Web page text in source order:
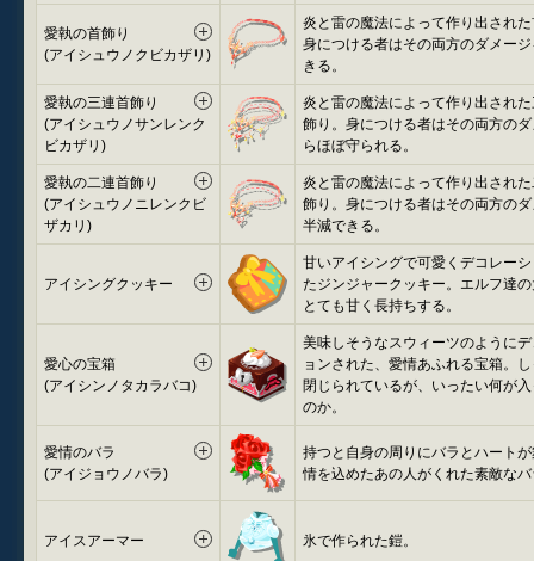
愛執の首飾り
(アイシュウノクビカザリ)
炎と雷の魔法によって作り出され
身につける者はその両方のダメー
きる。
愛執の三連首飾り
(アイシュウノサンレンク
ビカザリ)
炎と雷の魔法によって作り出され
飾り。身につける者はその両方の
らほぼ守られる。
愛執の二連首飾り
(アイシュウノニレンクビ
ザカリ)
炎と雷の魔法によって作り出され
飾り。身につける者はその両方の
半減できる。
アイシングクッキー
甘いアイシングで可愛くデコレー
たジンジャークッキー。エルフ達
とても甘く長持ちする。
愛心の宝箱
(アイシンノタカラバコ)
美味しそうなスウィーツのように
ョンされた、愛情あふれる宝箱。
閉じられているが、いったい何が
のか。
愛情のバラ
(アイジョウノバラ)
持つと自身の周りにバラとハート
情を込めたあの人がくれた素敵な
アイスアーマー 氷で作られた鎧。